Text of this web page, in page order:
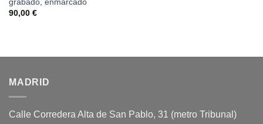
grabado, enmarcado
90,00 €
MADRID
Calle Corredera Alta de San Pablo, 31 (metro Tribunal)